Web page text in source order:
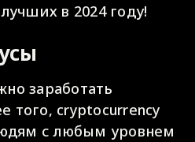
в 2024 году!
заработать
того, cryptocurrency
с любым уровнем